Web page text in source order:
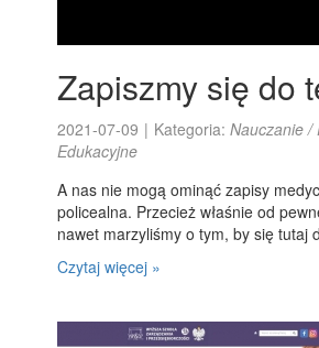
Zapiszmy się do
2021-07-09 | Kategoria:Nauczanie /
Edukacyjne
A nas nie mogą ominąć zapisy
policealna. Przecież właśnie od
nawet marzyliśmy o tym, by się tutaj
Czytaj więcej »